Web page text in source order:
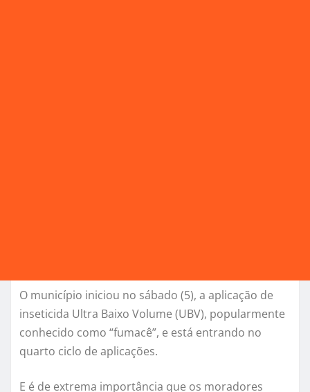
O município iniciou no sábado (5), a aplicação de
inseticida Ultra Baixo Volume (UBV), popularmente
conhecido como “fumacê”, e está entrando no
quarto ciclo de aplicações.
E é de extrema importância que os moradores